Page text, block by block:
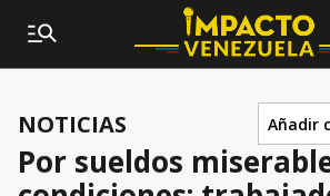
NOTICIAS Añadir
Por sueldos